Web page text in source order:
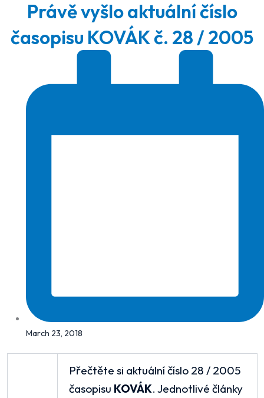
Právě vyšlo aktuální číslo
časopisu KOVÁK č. 28 / 2005
March 23, 2018
Přečtěte si aktuální číslo 28 / 2005
časopisu KOVÁK. Jednotlivé články